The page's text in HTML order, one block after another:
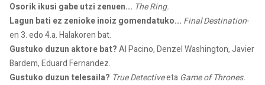
Osorik ikusi gabe utzi zenuen... The Ring.
Lagun bati ez zenioke inoiz gomendatuko... Final Destination-
en 3. edo 4.a. Halakoren bat.
Gustuko duzun aktore bat?Al Pacino, Denzel Washington, Javier
Bardem, Eduard Fernandez.
Gustuko duzun telesaila? True DetectiveetaGame of Thrones.